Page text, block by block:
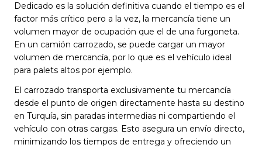
Dedicado es la solución definitiva cuando el tiempo es el
factor más crítico pero a la vez, la mercancía tiene un
volumen mayor de ocupación que el de una furgoneta.
En un camión carrozado, se puede cargar un mayor
volumen de mercancía, por lo que es el vehículo ideal
para palets altos por ejemplo.
El carrozado transporta exclusivamente tu mercancía
desde el punto de origen directamente hasta su destino
en Turquía, sin paradas intermedias ni compartiendo el
vehículo con otras cargas. Esto asegura un envío directo,
minimizando los tiempos de entrega y ofreciendo un